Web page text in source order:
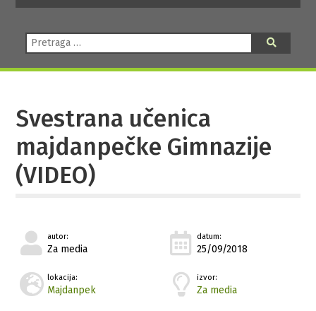
Pretraga:
Svestrana učenica
majdanpečke Gimnazije
(VIDEO)
autor:
Za media
datum:
25/09/2018
lokacija:
Majdanpek
izvor:
Za media